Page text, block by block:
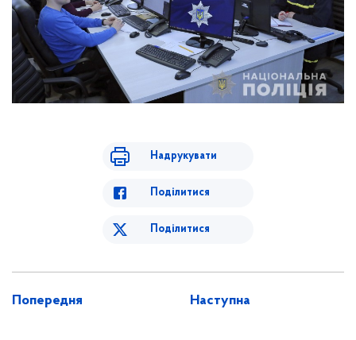
Надрукувати
Поділитися
Поділитися
Попередня Наступна